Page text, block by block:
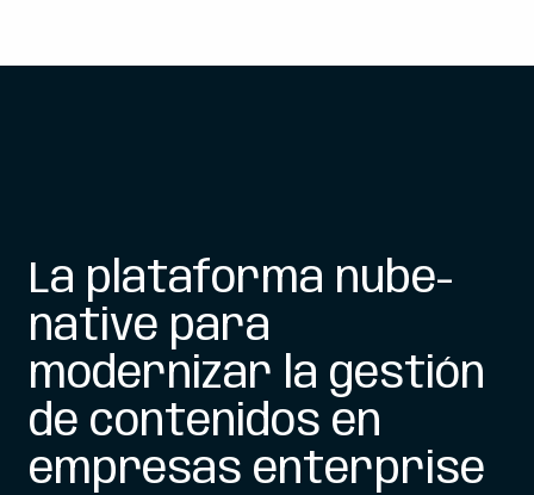
La plataforma nube-
native para
modernizar la gestión
de contenidos en
empresas enterprise